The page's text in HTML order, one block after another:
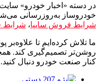
در دسته «اخبار خودرو»
خودروساز به‌روزرسانی
شرایط فروش سایپا، شرایط
ما تلاش کرده‌ایم تا
روشن‌تر تصمیم‌گیری کند.
کنار صنعت خودرو دنبال